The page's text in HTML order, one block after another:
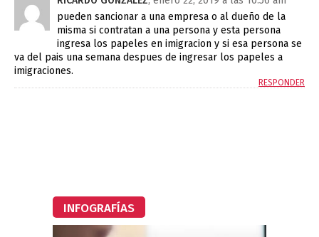
pueden sancionar a una empresa o al dueño de la
misma si contratan a una persona y esta persona
ingresa los papeles en imigracion y si esa persona se
va del pais una semana despues de ingresar los papeles a
imigraciones.
RESPONDER
INFOGRAFÍAS